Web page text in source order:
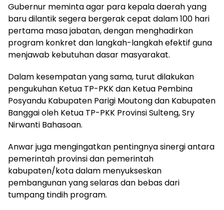
Gubernur meminta agar para kepala daerah yang
baru dilantik segera bergerak cepat dalam 100 hari
pertama masa jabatan, dengan menghadirkan
program konkret dan langkah-langkah efektif guna
menjawab kebutuhan dasar masyarakat.
Dalam kesempatan yang sama, turut dilakukan
pengukuhan Ketua TP-PKK dan Ketua Pembina
Posyandu Kabupaten Parigi Moutong dan Kabupaten
Banggai oleh Ketua TP-PKK Provinsi Sulteng, Sry
Nirwanti Bahasoan.
Anwar juga mengingatkan pentingnya sinergi antara
pemerintah provinsi dan pemerintah
kabupaten/kota dalam menyukseskan
pembangunan yang selaras dan bebas dari
tumpang tindih program.